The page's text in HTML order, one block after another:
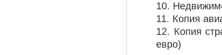
10.
11. Копия
12. Копия
евро)